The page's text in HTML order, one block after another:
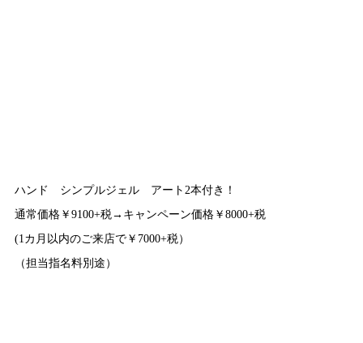
ハンド シンプルジェル アート2本付き！
通常価格￥9100+税→キャンペーン価格￥8000+税
(1カ月以内のご来店で￥7000+税）
（担当指名料別途）